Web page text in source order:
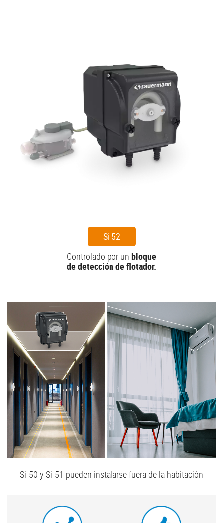
Si-52
Controlado por un bloque
de detección de flotador.
Si-50 y Si-51 pueden instalarse fuera de la habitación